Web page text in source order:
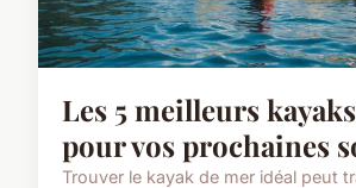
Les 5 meilleurs
pour vos prochaines
Trouver le kayak de mer idéal peut